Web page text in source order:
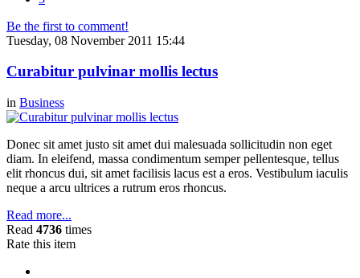
Be the first to comment!
Tuesday, 08 November 2011 15:44
Curabitur pulvinar mollis lectus
in Business
Donec sit amet justo sit amet dui malesuada sollicitudin non eget
diam. In eleifend, massa condimentum semper pellentesque, tellus
elit rhoncus dui, sit amet facilisis lacus est a eros. Vestibulum iaculis
neque a arcu ultrices a rutrum eros rhoncus.
Read more...
Read 4736 times
Rate this item